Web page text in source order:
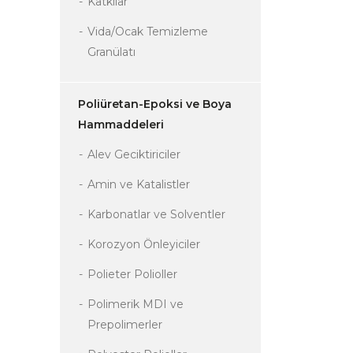
Vida/Ocak Temizleme
Granülatı
Poliüretan-Epoksi ve Boya
Hammaddeleri
Alev Geciktiriciler
Amin ve Katalistler
Karbonatlar ve Solventler
Korozyon Önleyiciler
Polieter Polioller
Polimerik MDI ve
Prepolimerler